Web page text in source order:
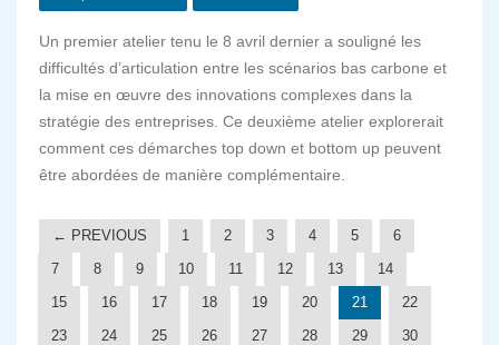
Un premier atelier tenu le 8 avril dernier a souligné les
difficultés d’articulation entre les scénarios bas carbone et
la mise en œuvre des innovations complexes dans la
stratégie des entreprises. Ce deuxième atelier explorerait
comment ces démarches top down et bottom up peuvent
être abordées de manière complémentaire.
← PREVIOUS 1 2 3 4 5
6
7
8 9 10 11 12 13
14
15
16 17 18 19 20 21
22
23
24 25 26 27 28 29
30